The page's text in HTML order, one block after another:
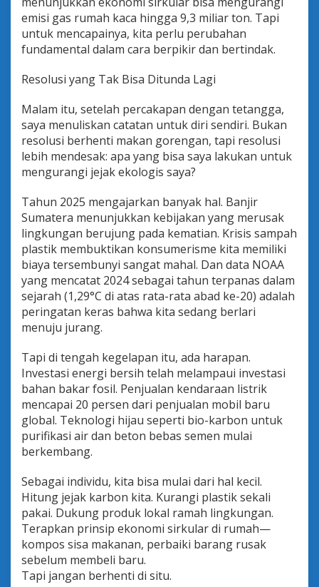
emisi gas rumah kaca hingga 9,3 miliar ton. Tapi
untuk mencapainya, kita perlu perubahan
fundamental dalam cara berpikir dan bertindak.
Resolusi yang Tak Bisa Ditunda Lagi
Malam itu, setelah percakapan dengan tetangga,
saya menuliskan catatan untuk diri sendiri. Bukan
resolusi berhenti makan gorengan, tapi resolusi
lebih mendesak: apa yang bisa saya lakukan untuk
mengurangi jejak ekologis saya?
Tahun 2025 mengajarkan banyak hal. Banjir
Sumatera menunjukkan kebijakan yang merusak
lingkungan berujung pada kematian. Krisis sampah
plastik membuktikan konsumerisme kita memiliki
biaya tersembunyi sangat mahal. Dan data NOAA
yang mencatat 2024 sebagai tahun terpanas dalam
sejarah (1,29°C di atas rata-rata abad ke-20) adalah
peringatan keras bahwa kita sedang berlari
menuju jurang.
Tapi di tengah kegelapan itu, ada harapan.
Investasi energi bersih telah melampaui investasi
bahan bakar fosil. Penjualan kendaraan listrik
mencapai 20 persen dari penjualan mobil baru
global. Teknologi hijau seperti bio-karbon untuk
purifikasi air dan beton bebas semen mulai
berkembang.
Sebagai individu, kita bisa mulai dari hal kecil.
Hitung jejak karbon kita. Kurangi plastik sekali
pakai. Dukung produk lokal ramah lingkungan.
Terapkan prinsip ekonomi sirkular di rumah—
kompos sisa makanan, perbaiki barang rusak
sebelum membeli baru.
Tapi jangan berhenti di situ.